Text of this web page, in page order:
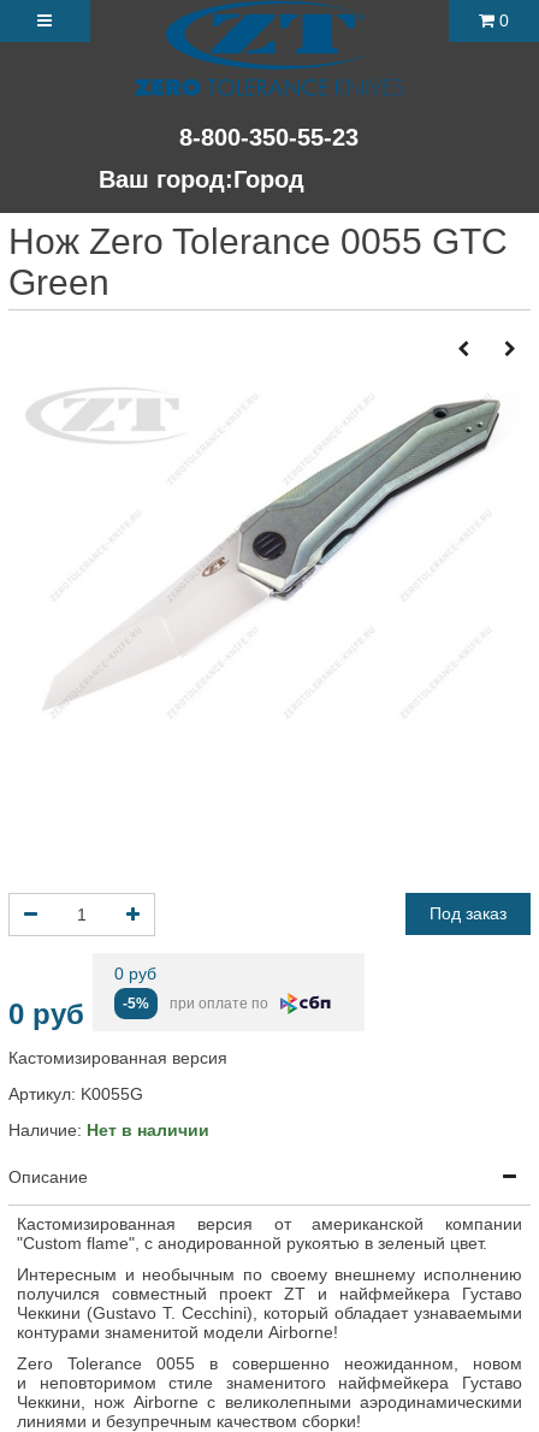
8-800-350-55-23
Ваш город:Город
0
Нож Zero Tolerance 0055 GTC
Green
Под заказ
0 руб
0 руб
-5% при оплате по
Кастомизированная версия
Артикул: K0055G
Наличие: Нет в наличии
Описание
Кастомизированная версия от американской компании
"Сustom flame", с анодированной рукоятью в зеленый цвет.
Интересным и необычным по своему внешнему исполнению
получился совместный проект ZT и найфмейкера Густаво
Чеккини (Gustavo T. Cecchini), который обладает узнаваемыми
контурами знаменитой модели Airborne!
Zero Tolerance 0055 в совершенно неожиданном, новом
и неповторимом стиле знаменитого найфмейкера Густаво
Чеккини, нож Airborne с великолепными аэродинамическими
линиями и безупречным качеством сборки!